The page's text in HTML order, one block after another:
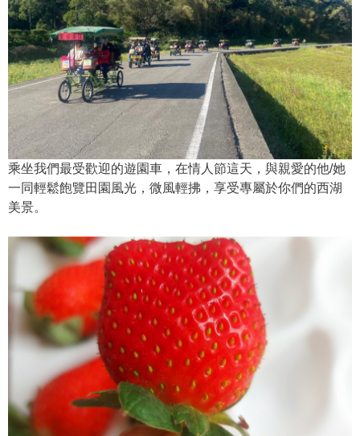
乘坐我們最受歡迎的遊園車，在情人節這天，與親愛的他/她
一同輕鬆飽覽田園風光，微風輕拂，享受專屬於你們的西湖
美景。